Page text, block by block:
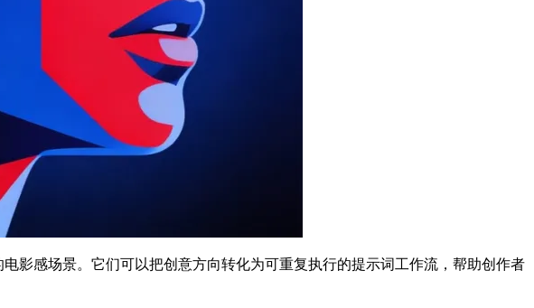
影感场景。它们可以把创意方向转化为可重复执行的提示词工作流，帮助创作者